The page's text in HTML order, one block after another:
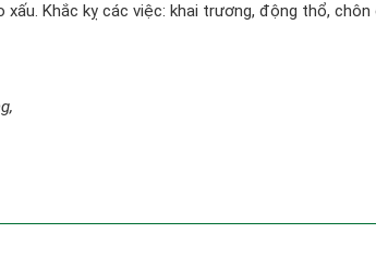
Khắc kỵ các việc: khai trương, động thổ, chôn